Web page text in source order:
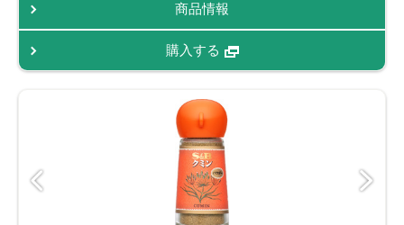
商品情報
購入する